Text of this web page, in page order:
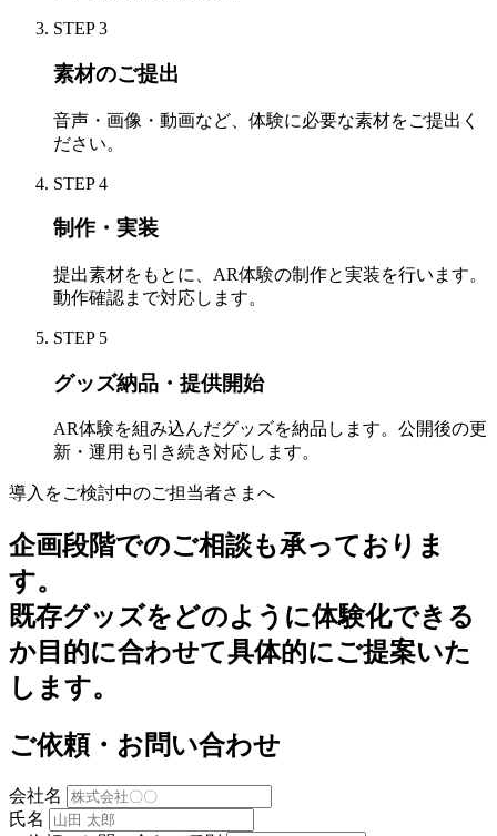
STEP 3
素材のご提出
音声・画像・動画など、体験に必要な素材をご提出く
ださい。
STEP 4
制作・実装
提出素材をもとに、AR体験の制作と実装を行います。
動作確認まで対応します。
STEP 5
グッズ納品・提供開始
AR体験を組み込んだグッズを納品します。公開後の更
新・運用も引き続き対応します。
導入をご検討中のご担当者さまへ
企画段階でのご相談も承っておりま
す。
既存グッズをどのように体験化できる
か目的に合わせて具体的にご提案いた
します。
ご依頼・お問い合わせ
会社名
氏名